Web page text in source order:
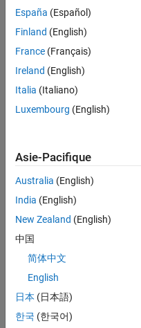
Vous
pouvez
élargir
votre
recherche
ou
afficher
l’ensemble
d'emploi.
malgré
tout
vous
trouvez
pas
d'offre
corresponde
à vos
España (Español)
Finland (English)
France (Français)
Ireland (English)
Italia (Italiano)
Luxembourg (English)
Asie-Pacifique
Australia (English)
India (English)
New Zealand (English)
中国
简体中文
English
日本 (日本語)
한국 (한국어)